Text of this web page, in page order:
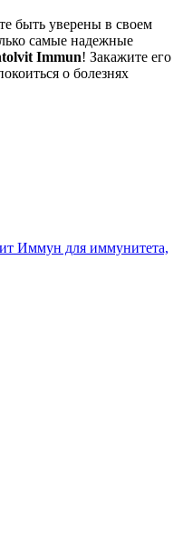
быть уверены в своем
самые надежные
Immun! Закажите его
о болезнях
Иммун для иммунитета,